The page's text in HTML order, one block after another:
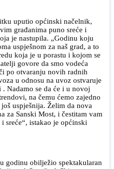
uputio općinski načelnik,
građanima puno sreće i
je nastupila. „Godinu koju
uspješnom za naš grad, a to
koja je u porastu i kojom se
govore da smo vodeća
po otvaranju novih radnih
u odnosu na uvoz ostvaruje
Nadamo se da će i u novoj
na čemu ćemo zajedno
uspješnija. Želim da nova
za Sanski Most, i čestitam vam
sreće“, istakao je općinski
godinu obilježio spektakularan